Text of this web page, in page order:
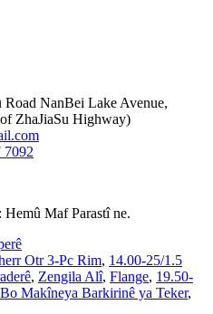
NanBei Lake Avenue,
ZhaJiaSu Highway)
7092
Maf Parastî ne.
Otr 3-Pc Rim, 14.00-25/1.5
, Zengila Alî, Flange, 19.50-
Makîneya Barkirinê ya Teker,